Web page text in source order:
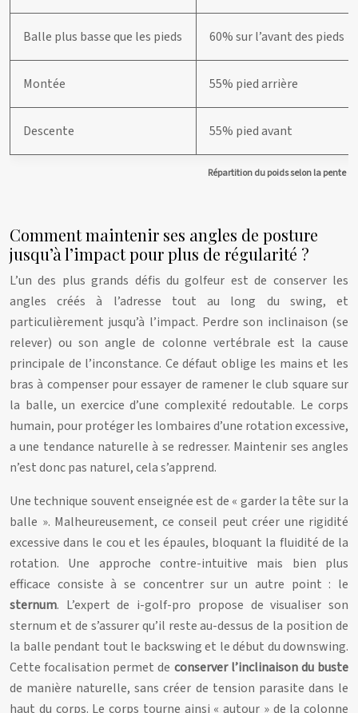
Répartition du poids selon la pente
Balle plus basse que les pieds 60% sur l’avant des pieds
Montée 55% pied arrière
Descente 55% pied avant
Comment maintenir ses angles de posture
jusqu’à l’impact pour plus de régularité ?
L’un des plus grands défis du golfeur est de conserver les
angles créés à l’adresse tout au long du swing, et
particulièrement jusqu’à l’impact. Perdre son inclinaison (se
relever) ou son angle de colonne vertébrale est la cause
principale de l’inconstance. Ce défaut oblige les mains et les
bras à compenser pour essayer de ramener le club square sur
la balle, un exercice d’une complexité redoutable. Le corps
humain, pour protéger les lombaires d’une rotation excessive,
a une tendance naturelle à se redresser. Maintenir ses angles
n’est donc pas naturel, cela s’apprend.
Une technique souvent enseignée est de « garder la tête sur la
balle ». Malheureusement, ce conseil peut créer une rigidité
excessive dans le cou et les épaules, bloquant la fluidité de la
rotation. Une approche contre-intuitive mais bien plus
efficace consiste à se concentrer sur un autre point : le
sternum. L’expert de i-golf-pro propose de visualiser son
sternum et de s’assurer qu’il reste au-dessus de la position de
la balle pendant tout le backswing et le début du downswing.
Cette focalisation permet de conserver l’inclinaison du buste
de manière naturelle, sans créer de tension parasite dans le
haut du corps. Le corps tourne ainsi « autour » de la colonne